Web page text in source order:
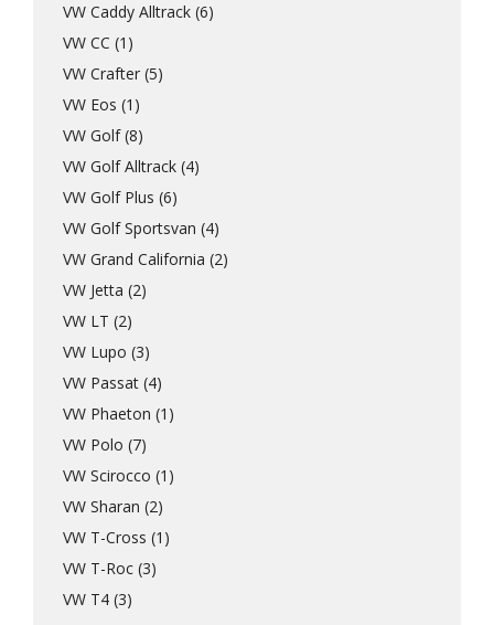
VW Caddy Alltrack (6)
VW CC (1)
VW Crafter (5)
VW Eos (1)
VW Golf (8)
VW Golf Alltrack (4)
VW Golf Plus (6)
VW Golf Sportsvan (4)
VW Grand California (2)
VW Jetta (2)
VW LT (2)
VW Lupo (3)
VW Passat (4)
VW Phaeton (1)
VW Polo (7)
VW Scirocco (1)
VW Sharan (2)
VW T-Cross (1)
VW T-Roc (3)
VW T4 (3)